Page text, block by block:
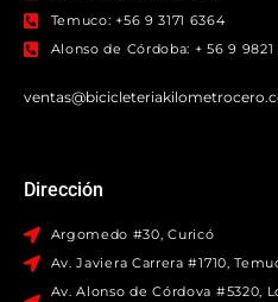
Temuco: +56 9 3171 6364
Alonso de Córdoba: + 56 9 9821
Dirección
Argomedo #30, Curicó
Av. Javiera Carrera #1710,
Av. Alonso de Córdova #5320,